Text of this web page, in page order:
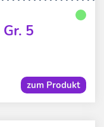
5
zum Produkt